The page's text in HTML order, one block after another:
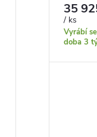
35
/ ks
Vyrábí
doba 3